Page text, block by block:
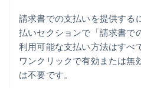
請求書での支払いを提供する
払いセクションで「請求書で
利用可能な支払い方法はすべ
ワンクリックで有効または無
は不要です。
アイルランド